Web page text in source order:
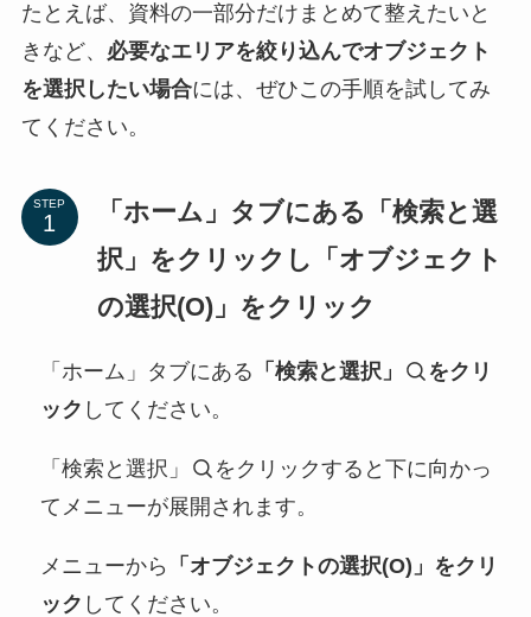
たとえば、資料の一部分だけまとめて整えたいと
きなど、 必要なエリアを絞り込んでオブジェクト
を選択したい場合には、ぜひこの手順を試してみ
てください。
STEP
「ホーム」タブにある「検索と選
択」をクリックし「オブジェクト
の選択(O)」をクリック
「ホーム」タブにある 「検索と選択」
をクリ
ック してください。
「検索と選択」
をクリックすると下に向かっ
てメニューが展開されます。
メニューから
「オブジェクトの選択(O)」をクリ
ック してください。